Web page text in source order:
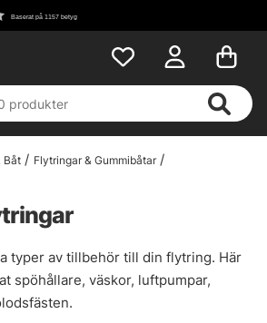
Båt
Flytringar & Gummibåtar
typer av tillbehör till din flytring. Här
spöhållare, väskor, luftpumpar,